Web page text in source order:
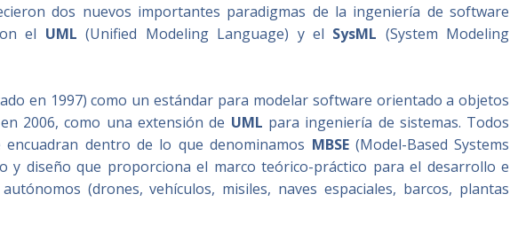
dos nuevos importantes paradigmas de la ingeniería de software
el UML (Unified Modeling Language) y el SysML (System Modeling
en 1997) como un estándar para modelar software orientado a objetos
2006, como una extensión de UML para ingeniería de sistemas. Todos
dentro de lo que denominamos MBSE (Model-Based Systems
y diseño que proporciona el marco teórico-práctico para el desarrollo e
(drones, vehículos, misiles, naves espaciales, barcos, plantas